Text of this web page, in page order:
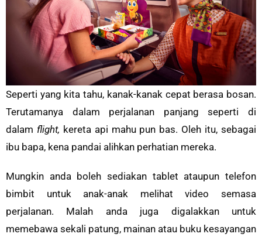
Seperti yang kita tahu, kanak-kanak cepat berasa bosan.
Terutamanya dalam perjalanan panjang seperti di
dalam flight, kereta api mahu pun bas. Oleh itu, sebagai
ibu bapa, kena pandai alihkan perhatian mereka.
Mungkin anda boleh sediakan tablet ataupun telefon
bimbit untuk anak-anak melihat video semasa
perjalanan. Malah anda juga digalakkan untuk
memebawa sekali patung, mainan atau buku kesayangan